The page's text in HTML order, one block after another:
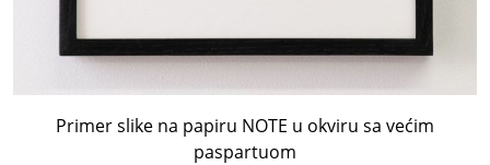
Primer slike na papiru NOTE u okviru sa većim
paspartuom